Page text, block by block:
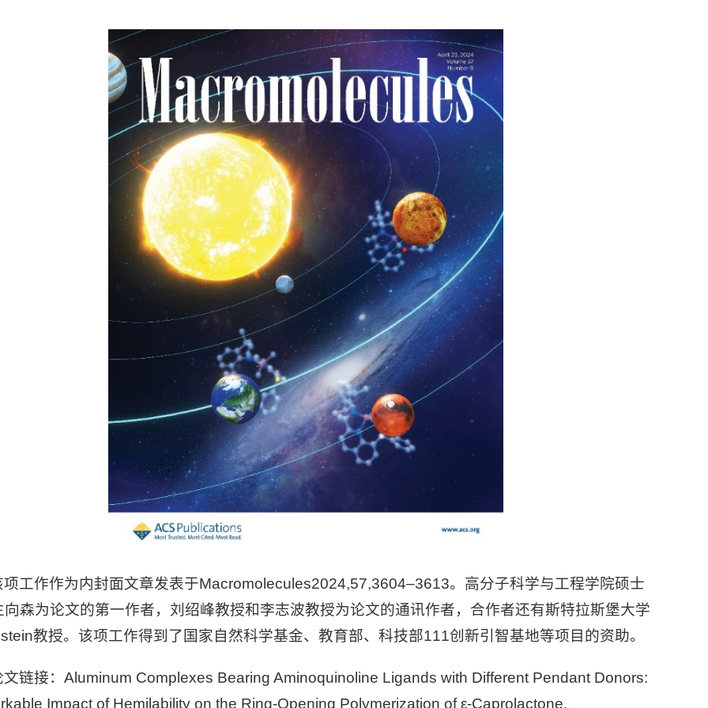
项工作作为内封面文章发表于Macromolecules2024,57,3604–3613。高分子科学与工程学院硕士
向森为论文的第一作者，刘绍峰教授和李志波教授为论文的通讯作者，合作者还有斯特拉斯堡大学
教授。该项工作得到了国家自然科学基金、教育部、科技部111创新引智基地等项目的资助。
文链接：Aluminum Complexes Bearing Aminoquinoline Ligands with Different Pendant Donors:
Impact of Hemilability on the Ring-Opening Polymerization of ε-Caprolactone.